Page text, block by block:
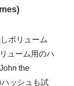
ボリューム
ューム用のハ
the
ッシュも試